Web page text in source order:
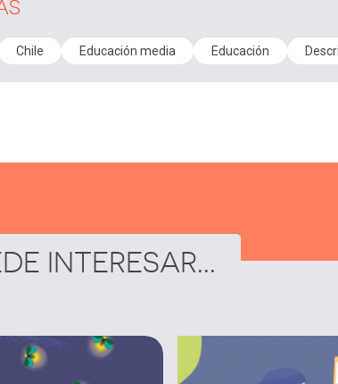
Chile Educación media Educación
INTERESAR...